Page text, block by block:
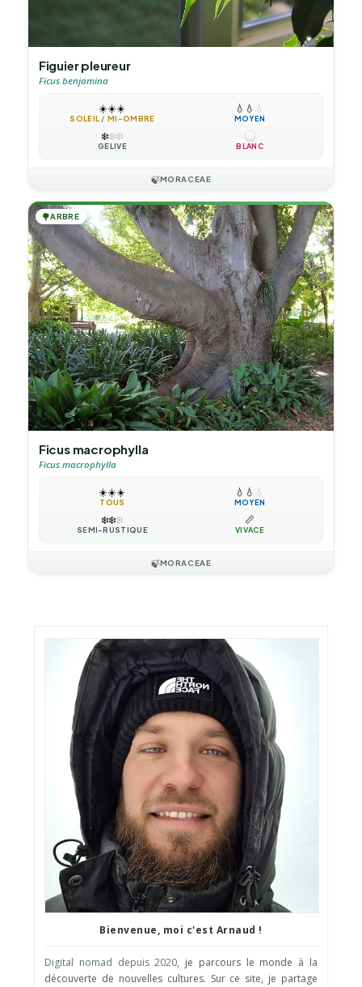
Figuier pleureur
Ficus benjamina
☀️☀️☀️
SOLEIL / MI-OMBRE
💧 💧 💧
MOYEN
❄️❄️❄️
GÉLIVE BLANC
🍃MORACEAE
🌳ARBRE
Ficus macrophylla
Ficus macrophylla
☀️☀️☀️
TOUS
💧 💧 💧
MOYEN
❄️❄️❄️
SEMI-RUSTIQUE
📏
VIVACE
🍃MORACEAE
Bienvenue, moi c'est Arnaud !
Digital nomad depuis 2020, je parcours le monde à la
découverte de nouvelles cultures. Sur ce site, je partage